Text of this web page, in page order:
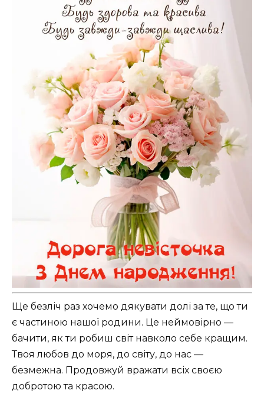
Ще безліч раз хочемо дякувати долі за те, що ти
є частиною нашої родини. Це неймовірно —
бачити, як ти робиш світ навколо себе кращим.
Твоя любов до моря, до світу, до нас —
безмежна. Продовжуй вражати всіх своєю
добротою та красою.